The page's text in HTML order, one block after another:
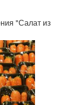
"Салат из